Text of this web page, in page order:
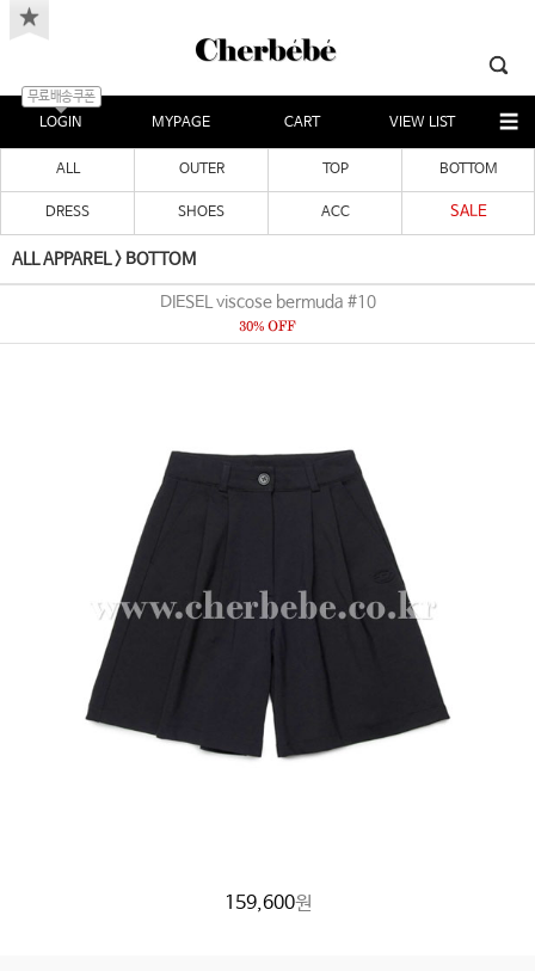
LOGIN
무료배송쿠폰
MYPAGE CART VIEW LIST
ALL OUTER TOP BOTTOM
DRESS SHOES ACC SALE
ALL APPAREL> BOTTOM
DIESEL viscose bermuda #10
159,600원